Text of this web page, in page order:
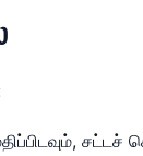
சட்டச்